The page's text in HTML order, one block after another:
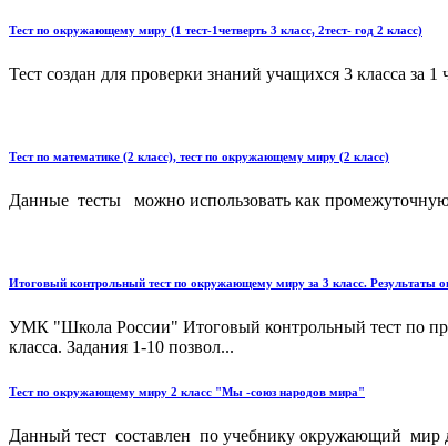
Тест по окружающему миру (1 тест-1четверть 3 класс, 2тест- год 2 класс)
Тест создан для проверки знаний учащихся 3 класса за 1
Тест по математике (2 класс), тест по окружающему миру (2 класс)
Данные тесты можно использовать как промежуточную
Итоговый контрольный тест по окружающему миру за 3 класс. Результаты
УМК "Школа России" Итоговый контрольный тест по
класса. Задания 1-10 позвол...
Тест по окружающему миру 2 класс "Мы -союз народов мира"
Данный тест составлен по учебнику окружающий